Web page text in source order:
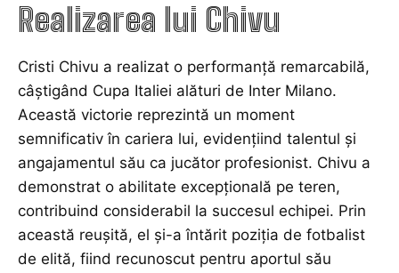
Realizarea lui Chivu
Cristi Chivu a realizat o performanță remarcabilă,
câștigând Cupa Italiei alături de Inter Milano.
Această victorie reprezintă un moment
semnificativ în cariera lui, evidențiind talentul și
angajamentul său ca jucător profesionist. Chivu a
demonstrat o abilitate excepțională pe teren,
contribuind considerabil la succesul echipei. Prin
această reușită, el și-a întărit poziția de fotbalist
de elită, fiind recunoscut pentru aportul său